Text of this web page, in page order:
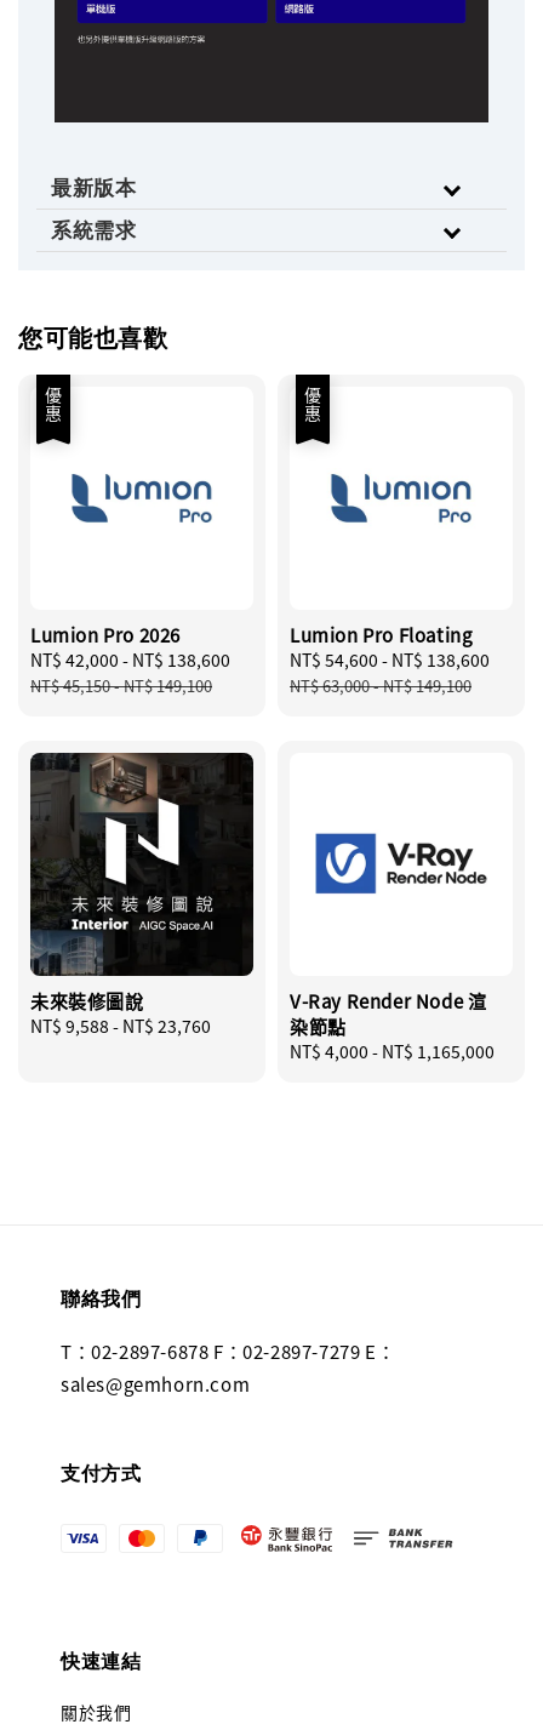
最新版本
系統需求
您可能也喜歡
優惠
Lumion Pro 2026
Sale
price
NT$ 42,000 - NT$ 138,600
Regular
NT$ 45,150-NT$ 149,100
優惠
Lumion Pro Floating
Sale
price
NT$ 54,600 - NT$ 138,600
NT$ 63,000-NT$ 149,100
未來裝修圖說
Regular
NT$ 9,588 - NT$ 23,760
V-Ray Render Node 渲
染節點
Regular
NT$ 4,000 - NT$ 1,165,000
聯絡我們
T：02-2897-6878 F：02-2897-7279 E：
sales@gemhorn.com
支付方式
快速連結
關於我們